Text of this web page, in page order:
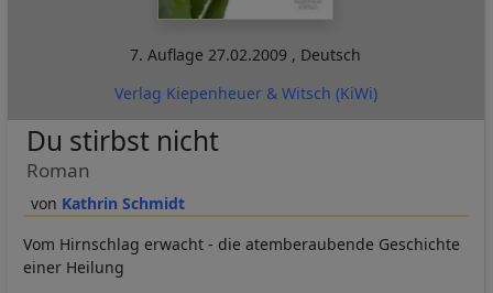
7. Auflage 27.02.2009 , Deutsch
Verlag Kiepenheuer & Witsch (KiWi)
Kathrin Schmidt
Du stirbst nicht
Roman
Vom Hirnschlag erwacht - die atemberaubende Geschichte
einer Heilung